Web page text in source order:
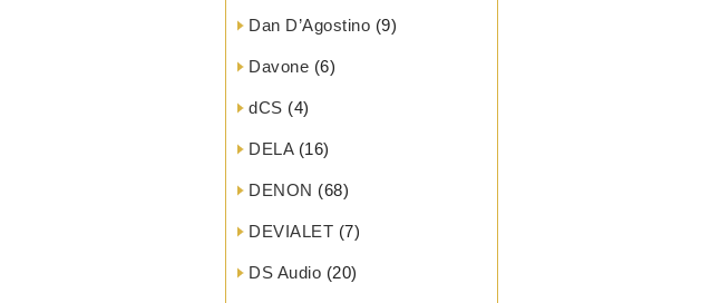
Dan D’Agostino (9)
Davone (6)
dCS (4)
DELA(16)
DENON (68)
DEVIALET (7)
DS Audio (20)